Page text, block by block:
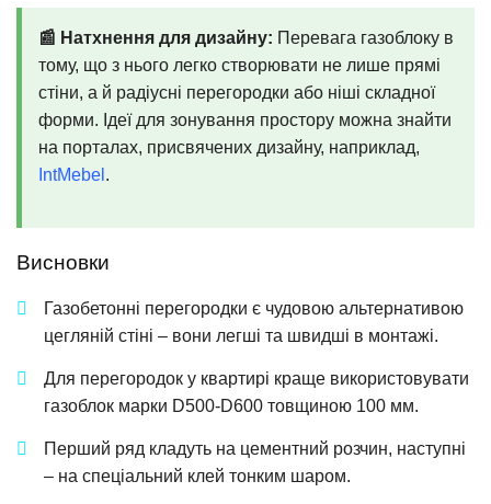
📰 Натхнення для дизайну: Перевага газоблоку в
тому, що з нього легко створювати не лише прямі
стіни, а й радіусні перегородки або ніші складної
форми. Ідеї для зонування простору можна знайти
на порталах, присвячених дизайну, наприклад,
IntMebel .
Висновки
Газобетонні перегородки є чудовою альтернативою
цегляній стіні – вони легші та швидші в монтажі.
Для перегородок у квартирі краще використовувати
газоблок марки D500-D600 товщиною 100 мм.
Перший ряд кладуть на цементний розчин, наступні
– на спеціальний клей тонким шаром.